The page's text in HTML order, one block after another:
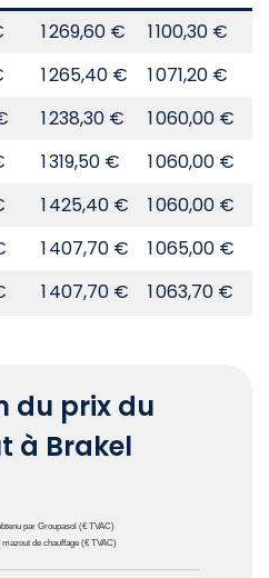
1 269,60 € 1 100,30 €
1 265,40 € 1 071,20 €
1 238,30 € 1 060,00 €
1 319,50 € 1 060,00 €
1 425,40 € 1 060,00 €
1 407,70 € 1 065,00 €
1 407,70 € 1 063,70 €
du prix du
à Brakel
par Groupasol (€ TVAC)
de chauffage (€ TVAC)